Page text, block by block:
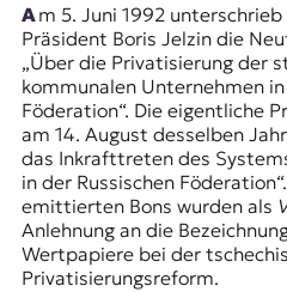
s
e
n
J
o
u
r
n
a
l
Am 5. Juni 1992 unterschrieb der damalige russische
Präsident Boris Jelzindie
„Über die Privatisierung der
kommunalen Unternehmen
Föderation“. Die eigentliche
am 14. August desselben
das Inkrafttreten des
in der Russischen
emittierten Bons wurden als
Anlehnung an die
Wertpapiere bei der
Privatisierungsreform.